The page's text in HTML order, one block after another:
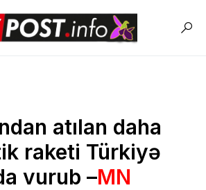
atılan daha
raketi Türkiyə
vurub –MN